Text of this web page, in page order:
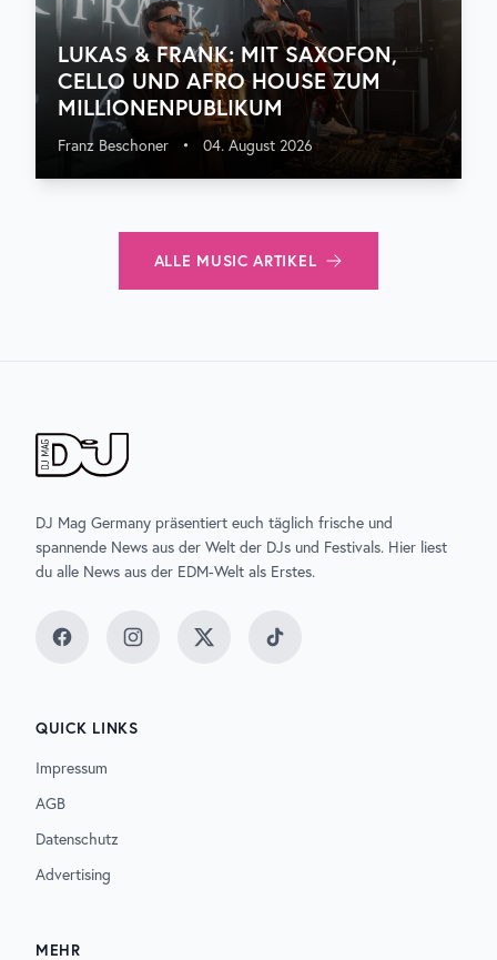
LUKAS & FRANK: MIT SAXOFON,
CELLO UND AFRO HOUSE ZUM
MILLIONENPUBLIKUM
Franz Beschoner • 04. August 2026
ALLE MUSIC ARTIKEL
DJ Mag Germany präsentiert euch täglich frische und
spannende News aus der Welt der DJs und Festivals. Hier liest
du alle News aus der EDM-Welt als Erstes.
FacebookInstagramTwitter TikTok
QUICK LINKS
Impressum
AGB
Datenschutz
Advertising
MEHR